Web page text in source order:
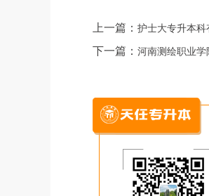
上一篇： 护士大专升本科
下一篇： 河南测绘职业学